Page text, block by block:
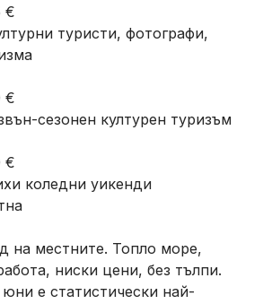
€
туристи, фотографи,
€
сезонен културен туризъм
€
коледни уикенди
на местните. Топло море,
ниски цени, без тълпи.
е статистически най-